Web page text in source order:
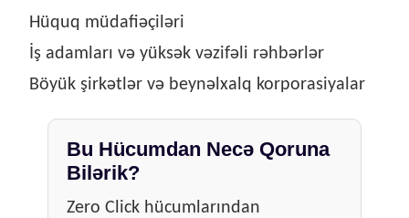
Hüquq müdafiəçiləri
İş adamları və yüksək vəzifəli rəhbərlər
Böyük şirkətlər və beynəlxalq korporasiyalar
Bu Hücumdan Necə Qoruna
Bilərik?
Zero Click hücumlarından